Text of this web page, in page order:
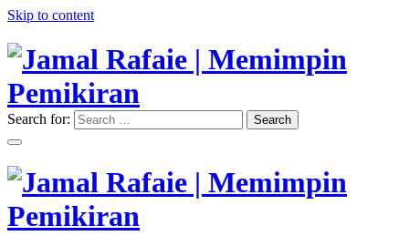
Skip to content
Jamal Rafaie | Memimpin
Pemikiran
"Memimpin Pemikiran"
Search for: Search